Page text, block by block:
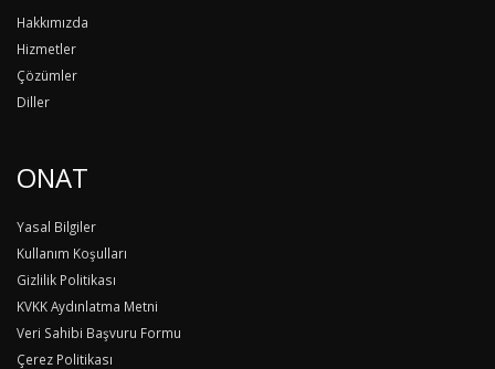
Hakkımızda
Hizmetler
Çözümler
Diller
ONAT
Yasal Bilgiler
Kullanım Koşulları
Gizlilik Politikası
KVKK Aydınlatma Metni
Veri Sahibi Başvuru Formu
Çerez Politikası